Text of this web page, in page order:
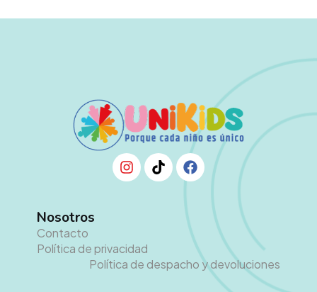
Nosotros
Contacto
Política de privacidad
Política de despacho y devoluciones